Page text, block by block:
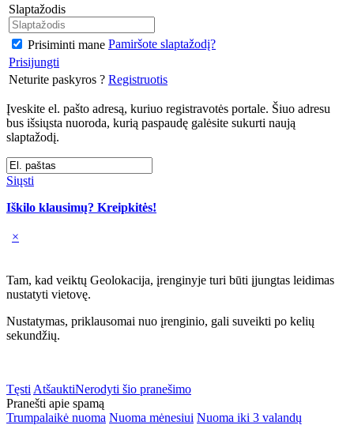
Slaptažodis
Prisiminti mane Pamiršote slaptažodį?
Prisijungti
Neturite paskyros ? Registruotis
Įveskite el. pašto adresą, kuriuo registravotės portale. Šiuo adresu
bus išsiųsta nuoroda, kurią paspaudę galėsite sukurti naują
slaptažodį.
Siųsti
Iškilo klausimų? Kreipkitės!
×
Tam, kad veiktų Geolokacija, įrenginyje turi būti įjungtas leidimas
nustatyti vietovę.
Nustatymas, priklausomai nuo įrenginio, gali suveikti po kelių
sekundžių.
Tęsti AtšauktiNerodyti šio pranešimo
Pranešti apie spamą
Trumpalaikė nuoma Nuoma mėnesiui Nuoma iki 3 valandų